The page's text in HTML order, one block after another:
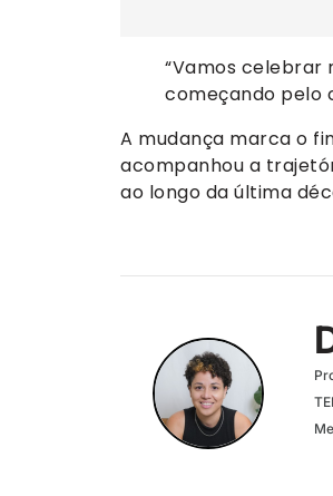
“Vamos celebrar
começando pelo
A mudança marca o
acompanhou a
ao longo da última